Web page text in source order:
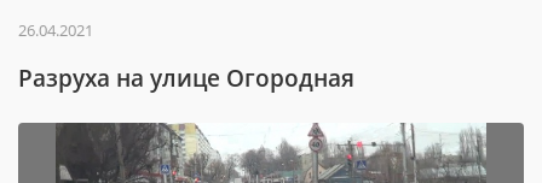
26.04.2021
Разруха на улице Огородная